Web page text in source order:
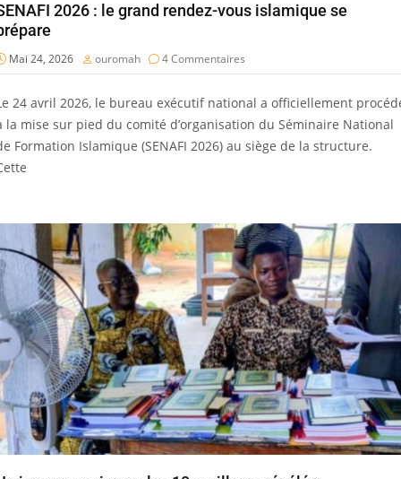
2026 : le grand rendez-vous islamique se
Mai 24, 2026 ouromah 4 Commentaires
24 avril 2026, le bureau exécutif national a officiellement
la mise sur pied du comité d’organisation du Séminaire National
Formation Islamique (SENAFI 2026) au siège de la structure.